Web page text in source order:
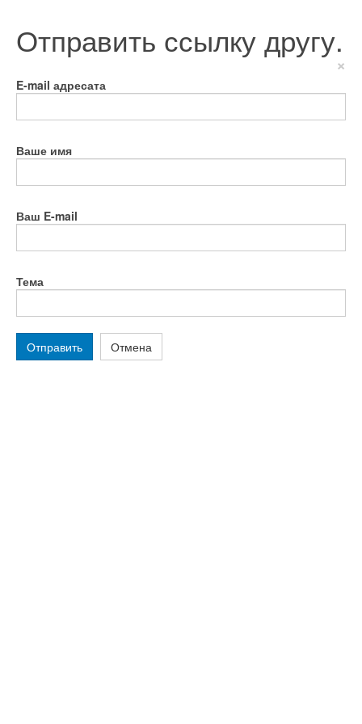
Отправить ссылку другу.
×
E-mail адресата
Ваше имя
Ваш E-mail
Тема
Отправить Отмена